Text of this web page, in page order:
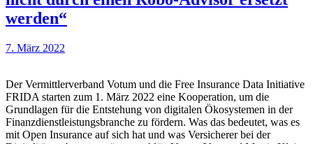
werden“
7. März 2022
Der Vermittlerverband Votum und die Free Insurance Data Initiative
FRIDA starten zum 1. März 2022 eine Kooperation, um die
Grundlagen für die Entstehung von digitalen Ökosystemen in der
Finanzdienstleistungsbranche zu fördern. Was das bedeutet, was es
mit Open Insurance auf sich hat und was Versicherer bei der